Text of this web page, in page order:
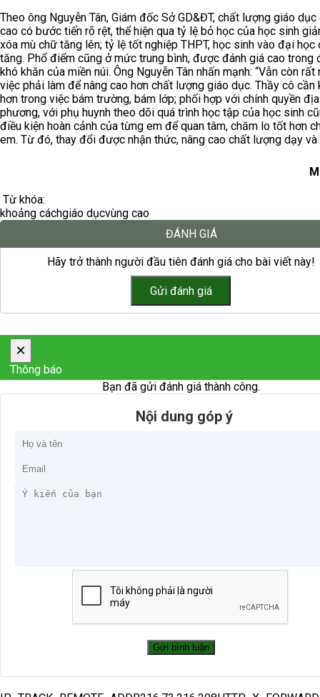
Theo ông Nguyễn Tân, Giám đốc Sở GD&ĐT, chất lượng giáo dục
cao có bước tiến rõ rệt, thể hiện qua tỷ lệ bỏ học của học sinh
xóa mù chữ tăng lên; tỷ lệ tốt nghiệp THPT, học sinh vào đại học
tăng. Phổ điểm cũng ở mức trung bình, được đánh giá cao trong
khó khăn của miền núi. Ông Nguyễn Tân nhấn mạnh: “Vẫn còn rất
việc phải làm để nâng cao hơn chất lượng giáo dục. Thầy cô cần
hơn trong việc bám trường, bám lớp; phối hợp với chính quyền địa
phương, với phụ huynh theo dõi quá trình học tập của học sinh
điều kiện hoàn cảnh của từng em để quan tâm, chăm lo tốt hơn
em. Từ đó, thay đổi được nhận thức, nâng cao chất lượng dạy và
Từ khóa:
khoảng cáchgiáo dụcvùng cao
ĐÁNH GIÁ
Hãy trở thành người đầu tiên đánh giá cho bài viết này!
×
Thông báo
Bạn đã gửi đánh giá thành công.
Nội dung góp ý